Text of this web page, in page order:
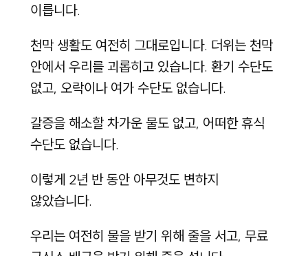
이릅니다.
천막 생활도 여전히 그대로입니다. 더위는 천막
안에서 우리를 괴롭히고 있습니다. 환기 수단도
없고, 오락이나 여가 수단도 없습니다.
갈증을 해소할 차가운 물도 없고, 어떠한 휴식
수단도 없습니다.
이렇게 2년 반 동안 아무것도 변하지
않았습니다.
우리는 여전히 물을 받기 위해 줄을 서고, 무료